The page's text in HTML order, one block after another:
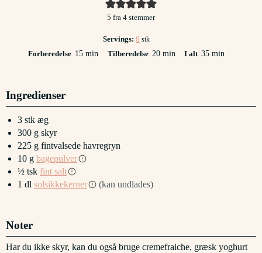
5 fra 4 stemmer
Servings:8 stk
Forberedelse 15minutter
min Tilberedelse 20minutter
min I alt 35minutter
min
Ingredienser
3 stk æg
300 g skyr
225 g fintvalsede havregryn
10 g bagepulver
½ tsk fint salt
1 dl solsikkekerner (kan undlades)
Noter
Har du ikke skyr, kan du også bruge cremefraiche, græsk yoghurt